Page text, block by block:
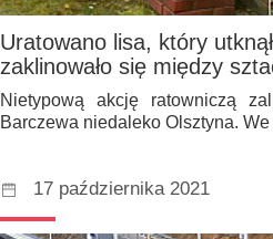
Uratowano lisa, który
zaklinowało się między
Nietypową akcję ratowniczą
Barczewa niedaleko Olsztyna.
17 października 2021